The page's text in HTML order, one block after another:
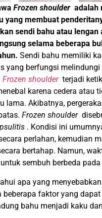
Frozen shoulder adalah
yang membuat
sendi bahu atau lengan
selama beberapa
Sendi bahu memiliki
yang berfungsi
Frozen shoulder terjadi
karena cedera atau
lama. Akibatnya,
Frozen shoulder
. Kondisi ini
perlahan, kemudian
bertahap. Namun,
sembuh berbeda
apa yang menyebabkan
beberapa faktor yang
bahu menjadi kaku